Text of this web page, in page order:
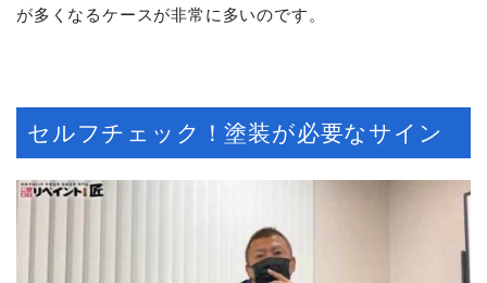
が多くなるケースが非常に多いのです。
セルフチェック！塗装が必要なサイン